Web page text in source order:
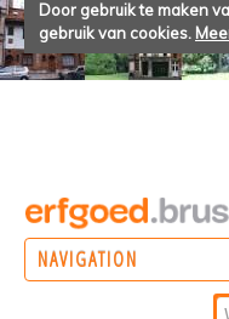
Door gebruik te maken
gebruik van cookies.
NAVIGATION